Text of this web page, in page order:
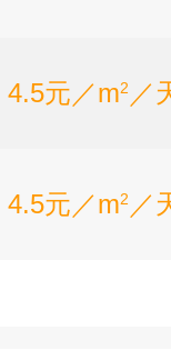
4.5元／m2 ／
4.5元／m2 ／